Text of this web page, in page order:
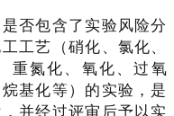
否包含了实验风险分
工艺（硝化、氯化、
重氮化、氧化、过氧
基化等）的实验，是
并经过评审后予以实